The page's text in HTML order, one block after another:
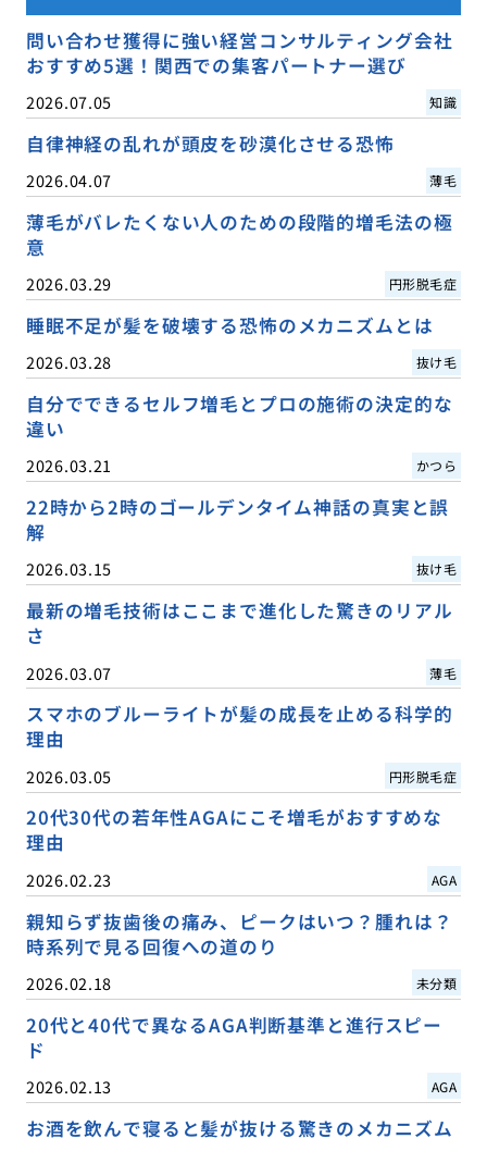
問い合わせ獲得に強い経営コンサルティング会社
おすすめ5選！関西での集客パートナー選び
2026.07.05 知識
自律神経の乱れが頭皮を砂漠化させる恐怖
2026.04.07 薄毛
薄毛がバレたくない人のための段階的増毛法の極
意
2026.03.29 円形脱毛症
睡眠不足が髪を破壊する恐怖のメカニズムとは
2026.03.28 抜け毛
自分でできるセルフ増毛とプロの施術の決定的な
違い
2026.03.21 かつら
22時から2時のゴールデンタイム神話の真実と誤
解
2026.03.15 抜け毛
最新の増毛技術はここまで進化した驚きのリアル
さ
2026.03.07 薄毛
スマホのブルーライトが髪の成長を止める科学的
理由
2026.03.05 円形脱毛症
20代30代の若年性AGAにこそ増毛がおすすめな
理由
2026.02.23 AGA
親知らず抜歯後の痛み、ピークはいつ？腫れは？
時系列で見る回復への道のり
2026.02.18 未分類
20代と40代で異なるAGA判断基準と進行スピー
ド
2026.02.13 AGA
お酒を飲んで寝ると髪が抜ける驚きのメカニズム